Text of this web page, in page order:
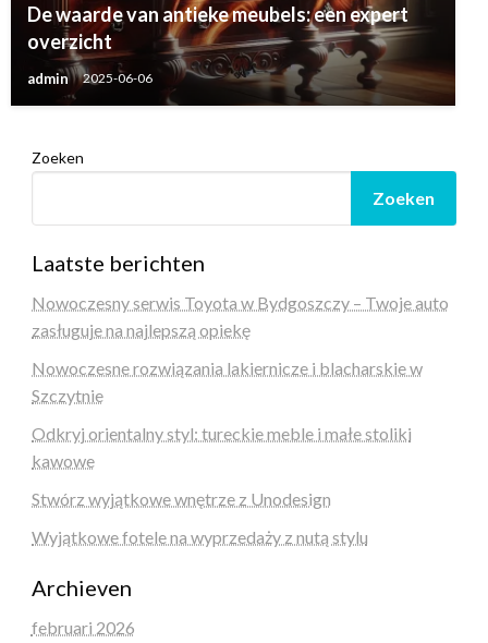
De waarde van antieke meubels: een expert
overzicht
admin 2025-06-06
Zoeken
Zoeken
Laatste berichten
Nowoczesny serwis Toyota w Bydgoszczy – Twoje auto
zasługuje na najlepszą opiekę
Nowoczesne rozwiązania lakiernicze i blacharskie w
Szczytnie
Odkryj orientalny styl: tureckie meble i małe stoliki
kawowe
Stwórz wyjątkowe wnętrze z Unodesign
Wyjątkowe fotele na wyprzedaży z nutą stylu
Archieven
februari 2026